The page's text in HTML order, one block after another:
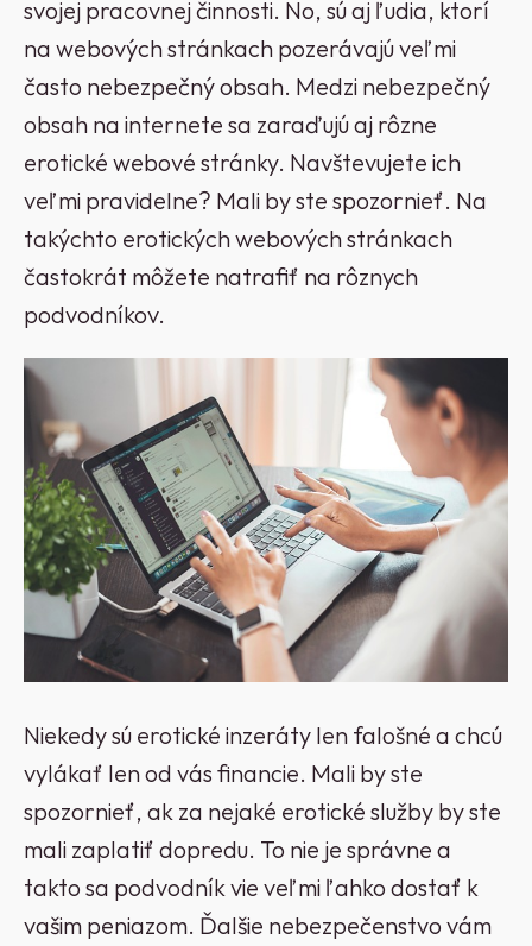
svojej pracovnej činnosti. No, sú aj ľudia, ktorí
na webových stránkach pozerávajú veľmi
často nebezpečný obsah. Medzi nebezpečný
obsah na internete sa zaraďujú aj rôzne
erotické webové stránky. Navštevujete ich
veľmi pravidelne? Mali by ste spozornieť. Na
takýchto erotických webových stránkach
častokrát môžete natrafiť na rôznych
podvodníkov.
Niekedy sú erotické inzeráty len falošné a chcú
vylákať len od vás financie. Mali by ste
spozornieť, ak za nejaké erotické služby by ste
mali zaplatiť dopredu. To nie je správne a
takto sa podvodník vie veľmi ľahko dostať k
vašim peniazom. Ďalšie nebezpečenstvo vám